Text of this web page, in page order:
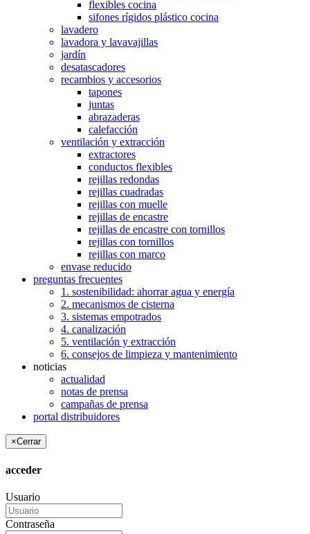
flexibles cocina
sifones rígidos plástico cocina
lavadero
lavadora y lavavajillas
jardín
desatascadores
recambios y accesorios
tapones
juntas
abrazaderas
calefacción
ventilación y extracción
extractores
conductos flexibles
rejillas redondas
rejillas cuadradas
rejillas con muelle
rejillas de encastre
rejillas de encastre con tornillos
rejillas con tornillos
rejillas con marco
envase reducido
preguntas frecuentes
1. sostenibilidad: ahorrar agua y energía
2. mecanismos de cisterna
3. sistemas empotrados
4. canalización
5. ventilación y extracción
6. consejos de limpieza y mantenimiento
noticias
actualidad
notas de prensa
campañas de prensa
portal distribuidores
×Cerrar
acceder
Usuario
Contraseña